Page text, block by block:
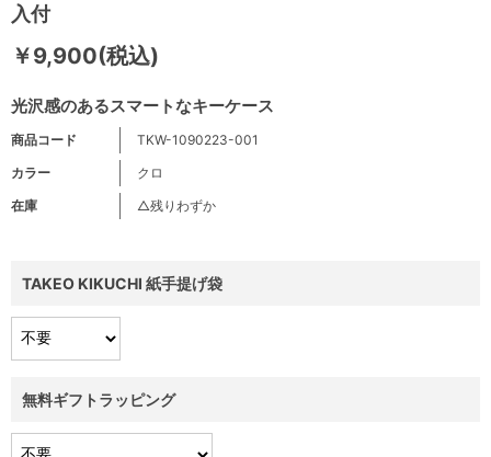
入付
光沢感のあるスマートなキーケース
￥9,900(税込)
商品コード
TKW-1090223-001
カラー
クロ
在庫
△残りわずか
TAKEO KIKUCHI 紙手提げ袋
無料ギフトラッピング